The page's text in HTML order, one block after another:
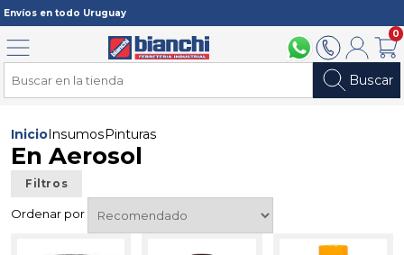
Envíos en todo Uruguay
094 211 1122902 2902Mi cuenta
0
Buscar
Menú
Inicio Insumos Pinturas
En Aerosol
Filtros
Ordenar por